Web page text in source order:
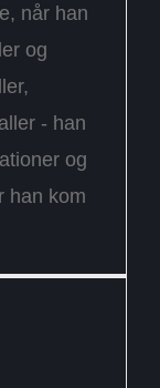
når han
og
- han
og
han kom